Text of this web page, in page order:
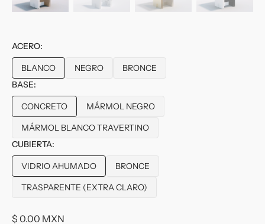
ACERO:
BLANCO
Variante
o
no
disponible
NEGRO
Variante
no
disponible
BRONCE
Variante
no
disponible
BASE:
CONCRETO
Variante
agotada
no
disponible
MÁRMOL NEGRO
Variante
agotada
disponible
MÁRMOL BLANCO TRAVERTINO
Variante
o
no
disponible
CUBIERTA:
VIDRIO AHUMADO
Variante
agotada
disponible
BRONCE
Variante
agotada
TRASPARENTE (EXTRA CLARO)
Variante
Precio
$ 0.00 MXN